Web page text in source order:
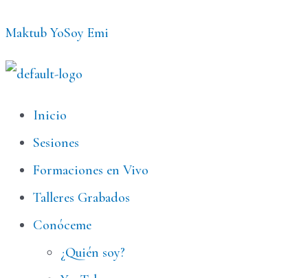
contenido
Maktub YoSoy Emi
MenúInicio
Sesiones
Formaciones en Vivo
Talleres Grabados
Conóceme
¿Quién soy?